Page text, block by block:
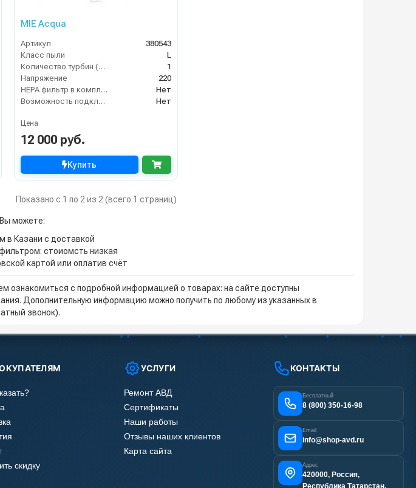
MIE Acqua
Артикул
380543
Класс пыли
L
Количество турбин (шт)
1
Напряжение
220
HEPA фильтр в комплекте
Нет
Возможность подключения электрощетки
Нет
Цена
12 000 руб.
Купить
Показано с 1 по 2 из 2 (всего 1 страниц)
можете:
в Казани с доставкой
стоиомсть низкая
картой или оплатив счёт
ознакомиться с подробной информацией о товарах: на сайте доступны
Дополнительную информацию можно получить по любому из указанных в
звонок).
скидку
УСЛУГИ
Ремонт АВД
Сертификаты
Наши работы
Отзывы наших клиентов
Карта сайта
КОНТАКТЫ
Бесплатный
8 (800) 350-16-98
Email
info@shop-avd.ru
Адрес
420000, Россия,
Республика Татарстан,